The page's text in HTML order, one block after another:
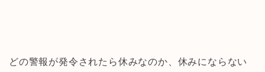
どの警報が発令されたら休みなのか、休みにならない